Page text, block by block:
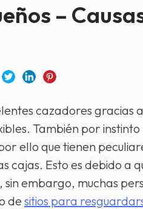
–
cazadores gracias
También por instinto
ello que tienen
cajas. Esto es debido a
embargo, muchas
desitios para